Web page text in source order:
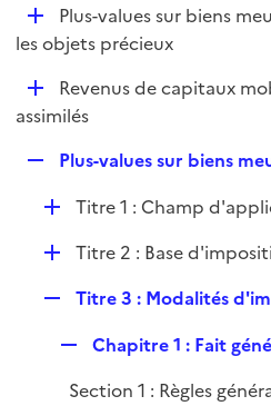
p
l
i
e
r
D
é
i
Plus-values sur biens
les objets précieux
D
é
i
e
r
Revenus de capitaux
assimilés
p
l
i
e
Plus-values sur biens
D
e
Titre 1 : Champ
D
e
Titre 2 : Base
p
Titre 3 : Modalités
p
Chapitre 1 : Fait
Section 1 : Règles